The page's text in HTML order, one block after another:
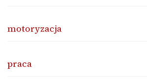
motoryzacja
praca